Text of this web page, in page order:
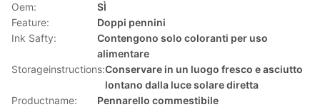
Oem:
SÌ
Feature:
Doppi pennini
Ink Safty:
Contengono solo coloranti per uso
alimentare
Storageinstructions:Conservare in un luogo fresco e asciutto
lontano dalla luce solare diretta
Productname:
Pennarello commestibile